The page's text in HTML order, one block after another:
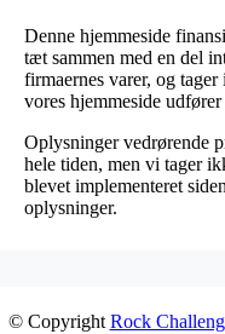
Denne hjemmeside
tæt sammen med en del
firmaernes varer, og
vores hjemmeside
Oplysninger vedrørende
hele tiden, men vi tager
blevet implementeret
oplysninger.
© Copyright Rock